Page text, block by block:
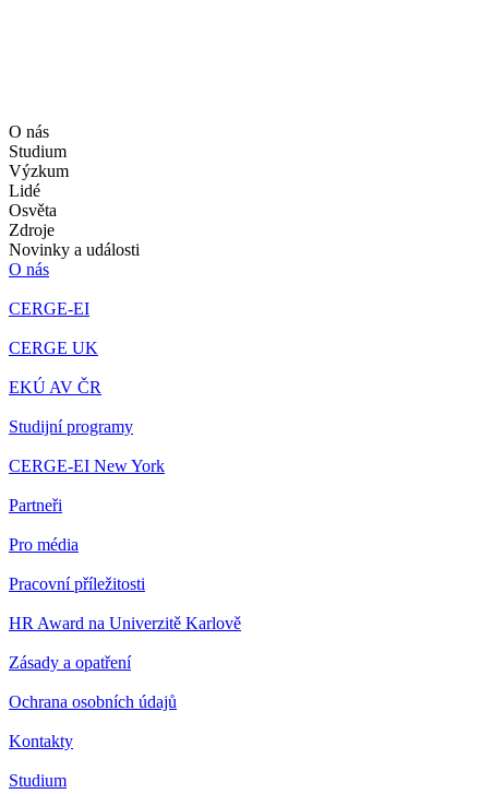
O nás
Studium
Výzkum
Lidé
Osvěta
Zdroje
Novinky a události
O nás
CERGE-EI
CERGE UK
EKÚ AV ČR
Studijní programy
CERGE-EI New York
Partneři
Pro média
Pracovní příležitosti
HR Award na Univerzitě Karlově
Zásady a opatření
Ochrana osobních údajů
Kontakty
Studium